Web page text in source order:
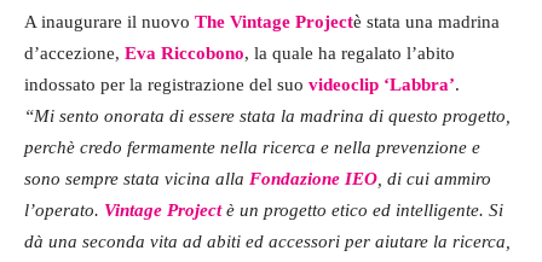
A inaugurare il nuovo The Vintage Projectè stata una madrina
d’accezione, Eva Riccobono, la quale ha regalato l’abito
indossato per la registrazione del suo videoclip ‘Labbra’.
“Mi sento onorata di essere stata la madrina di questo progetto,
perchè credo fermamente nella ricerca e nella prevenzione e
sono sempre stata vicina alla Fondazione IEO , di cui ammiro
l’operato. Vintage Projectè un progetto etico ed intelligente. Si
dà una seconda vita ad abiti ed accessori per aiutare la ricerca,